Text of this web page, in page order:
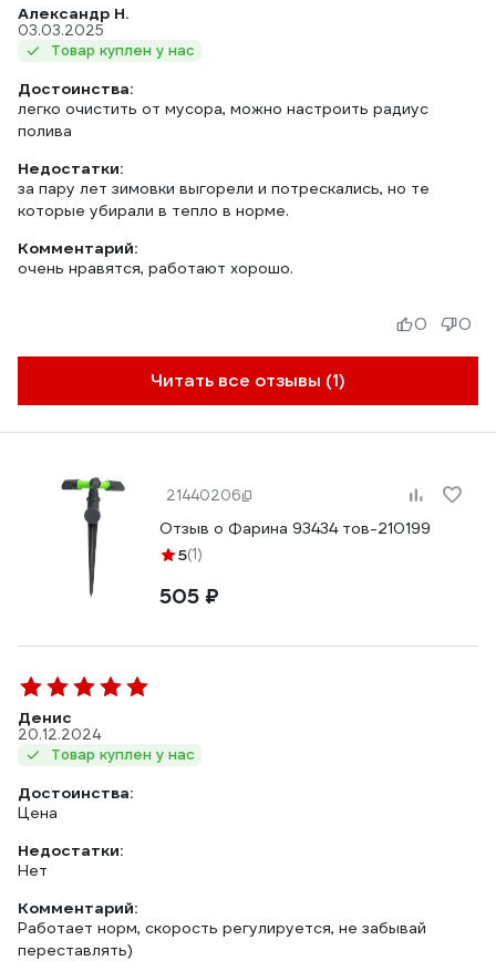
Александр Н.
03.03.2025
Товар куплен у нас
Достоинства:
легко очистить от мусора, можно настроить радиус
полива
Недостатки:
за пару лет зимовки выгорели и потрескались, но те
которые убирали в тепло в норме.
Комментарий:
очень нравятся, работают хорошо.
Читать все отзывы (1)
0 0
21440206
Отзыв о Фарина 93434 тов-210199
5(1)
505 ₽
Денис
20.12.2024
Товар куплен у нас
Достоинства:
Цена
Недостатки:
Нет
Комментарий:
Работает норм, скорость регулируется, не забывай
переставлять)